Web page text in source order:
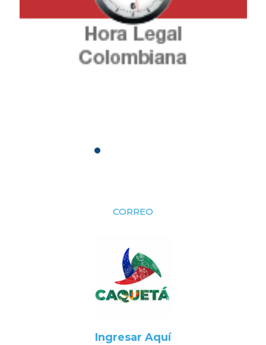
CORREO
Ingresar Aquí